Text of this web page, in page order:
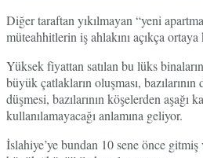
Diğer taraftan yıkılmayan “yeni
müteahhitlerin iş ahlakını açıkça
Yüksek fiyattan satılan bu lüks
büyük çatlakların oluşması, bazılarının
düşmesi, bazılarının köşelerden aşağı
kullanılamayacağı anlamına geliyor.
İslahiye’ye bundan 10 sene önce